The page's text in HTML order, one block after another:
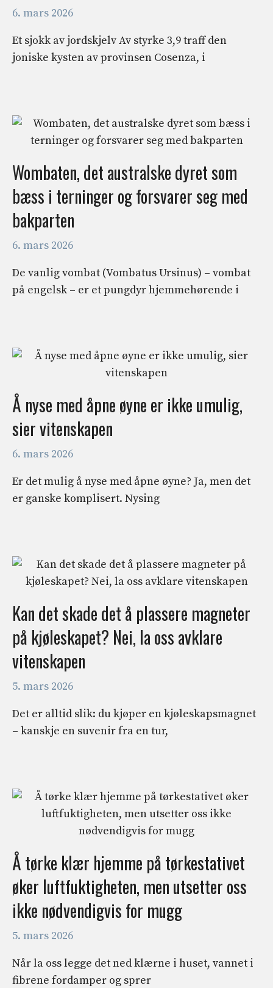
6. mars 2026
Et sjokk av jordskjelv Av styrke 3,9 traff den
joniske kysten av provinsen Cosenza, i
Wombaten, det australske dyret som
bæss i terninger og forsvarer seg med
bakparten
6. mars 2026
De vanlig vombat (Vombatus Ursinus) – vombat
på engelsk – er et pungdyr hjemmehørende i
Å nyse med åpne øyne er ikke umulig,
sier vitenskapen
6. mars 2026
Er det mulig å nyse med åpne øyne? Ja, men det
er ganske komplisert. Nysing
Kan det skade det å plassere magneter
på kjøleskapet? Nei, la oss avklare
vitenskapen
5. mars 2026
Det er alltid slik: du kjøper en kjøleskapsmagnet
– kanskje en suvenir fra en tur,
Å tørke klær hjemme på tørkestativet
øker luftfuktigheten, men utsetter oss
ikke nødvendigvis for mugg
5. mars 2026
Når la oss legge det ned klærne i huset, vannet i
fibrene fordamper og sprer